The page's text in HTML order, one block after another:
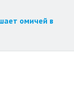
омичей в